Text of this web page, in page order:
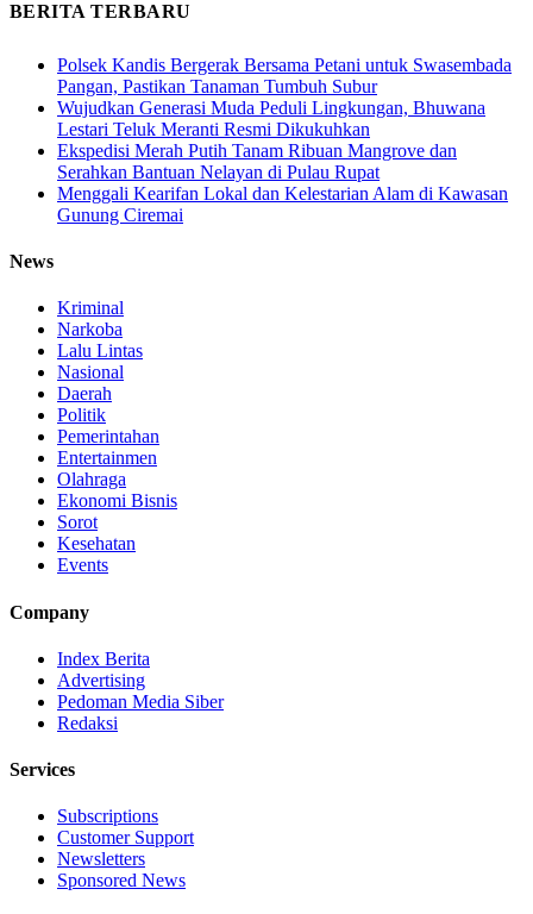
BERITA TERBARU
Polsek Kandis Bergerak Bersama Petani untuk Swasembada
Pangan, Pastikan Tanaman Tumbuh Subur
Wujudkan Generasi Muda Peduli Lingkungan, Bhuwana
Lestari Teluk Meranti Resmi Dikukuhkan
Ekspedisi Merah Putih Tanam Ribuan Mangrove dan
Serahkan Bantuan Nelayan di Pulau Rupat
Menggali Kearifan Lokal dan Kelestarian Alam di Kawasan
Gunung Ciremai
News
Kriminal
Narkoba
Lalu Lintas
Nasional
Daerah
Politik
Pemerintahan
Entertainmen
Olahraga
Ekonomi Bisnis
Sorot
Kesehatan
Events
Company
Index Berita
Advertising
Pedoman Media Siber
Redaksi
Services
Subscriptions
Customer Support
Newsletters
Sponsored News